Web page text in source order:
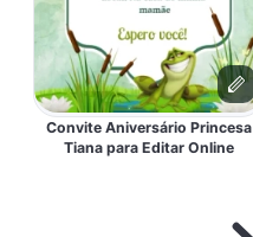
Convite Aniversário Princesa
Tiana para Editar Online